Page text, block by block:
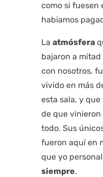
como si fuesen
habiamos
La atmósfera
bajaron a
con nosotros,
vivido en más
esta sala, y
de que vinieron
todo. Sus
fueron aquí en
que yo
siempre.